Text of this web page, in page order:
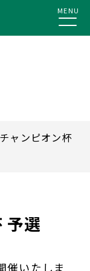
MENU
ャンピオン杯
予選
催いたしま